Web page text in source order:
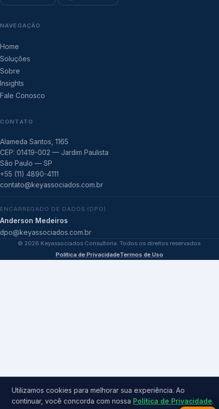
NAVEGAÇÃO
Home
Soluções
Sobre
Insights
Fale Conosco
CONTATO
Alameda Santos, 1165
CEP: 01419-002 — Jardim Paulista
São Paulo — SP
+55 (11) 4890-4111
contato@keyassociados.com.br
ENCARREGADO DE DADOS (DPO)
Anderson Medeiros
dpo@keyassociados.com.br
© 2026 Keyassociados Consultoria. Todos os direitos reservados.
Política de PrivacidadeTermos de Uso
Utilizamos cookies para melhorar sua experiência. Ao
continuar, você concorda com nossa Política de Privacidade.